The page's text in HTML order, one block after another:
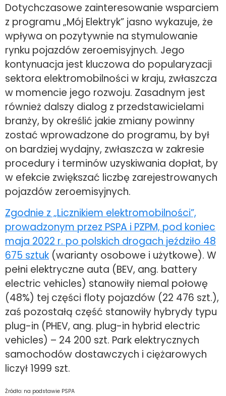
Dotychczasowe zainteresowanie wsparciem
z programu „Mój Elektryk” jasno wykazuje, że
wpływa on pozytywnie na stymulowanie
rynku pojazdów zeroemisyjnych. Jego
kontynuacja jest kluczowa do popularyzacji
sektora elektromobilności w kraju, zwłaszcza
w momencie jego rozwoju. Zasadnym jest
również dalszy dialog z przedstawicielami
branży, by określić jakie zmiany powinny
zostać wprowadzone do programu, by był
on bardziej wydajny, zwłaszcza w zakresie
procedury i terminów uzyskiwania dopłat, by
w efekcie zwiększać liczbę zarejestrowanych
pojazdów zeroemisyjnych.
Zgodnie z „Licznikiem elektromobilności”,
prowadzonym przez PSPA i PZPM, pod koniec
maja 2022 r. po polskich drogach jeździło 48
675 sztuk (warianty osobowe i użytkowe). W
pełni elektryczne auta (BEV, ang. battery
electric vehicles) stanowiły niemal połowę
(48%) tej części floty pojazdów (22 476 szt.),
zaś pozostałą część stanowiły hybrydy typu
plug-in (PHEV, ang. plug-in hybrid electric
vehicles) – 24 200 szt. Park elektrycznych
samochodów dostawczych i ciężarowych
liczył 1999 szt.
Źródło: na podstawie PSPA